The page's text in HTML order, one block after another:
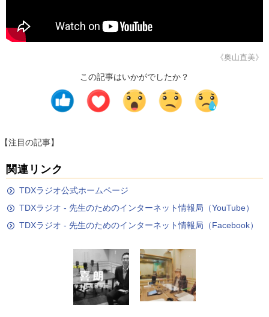
《奥山直美》
この記事はいかがでしたか？
【注目の記事】
関連リンク
TDXラジオ公式ホームページ
TDXラジオ - 先生のためのインターネット情報局（YouTube）
TDXラジオ - 先生のためのインターネット情報局（Facebook）